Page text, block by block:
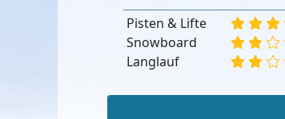
Pisten & Lifte
Snowboard
Langlauf